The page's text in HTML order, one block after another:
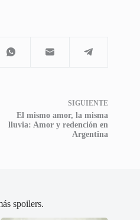
SIGUIENTE
El mismo amor, la misma
lluvia: Amor y redención en
Argentina
spoilers.